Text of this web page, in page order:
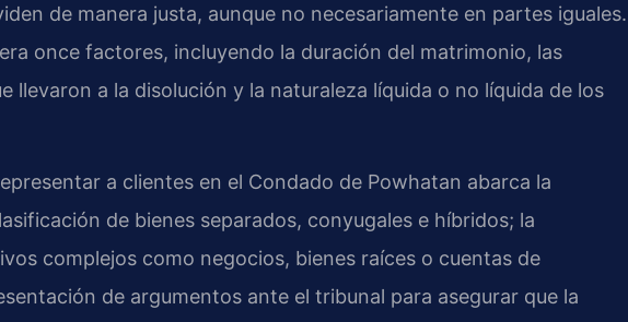
de manera justa, aunque no necesariamente en partes iguales.
once factores, incluyendo la duración del matrimonio, las
llevaron a la disolución y la naturaleza líquida o no líquida de los
a clientes en el Condado de Powhatan abarca la
de bienes separados, conyugales e híbridos; la
complejos como negocios, bienes raíces o cuentas de
de argumentos ante el tribunal para asegurar que la